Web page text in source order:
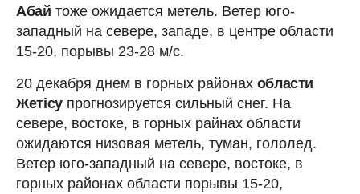
Абай тоже ожидается метель. Ветер юго-
западный на севере, западе, в центре области
15-20, порывы 23-28 м/с.
20 декабря днем в горных районах области
Жетісупрогнозируется сильный снег. На
севере, востоке, в горных райнах области
ожидаются низовая метель, туман, гололед.
Ветер юго-западный на севере, востоке, в
горных районах области порывы 15-20,